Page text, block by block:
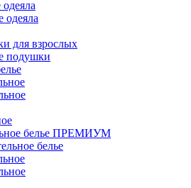
одеяла
для взрослых
подушки
белье ПРЕМИУМ
белье